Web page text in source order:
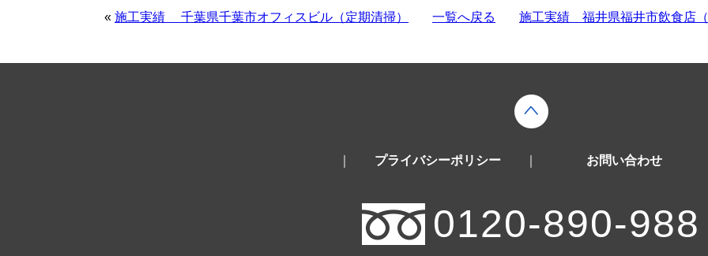
« 施工実績 千葉県千葉市オフィスビル（定期清掃） 一覧へ戻る 施工実績 福井県福井市飲食店（
プライバシーポリシー お問い合わせ
0120-890-988